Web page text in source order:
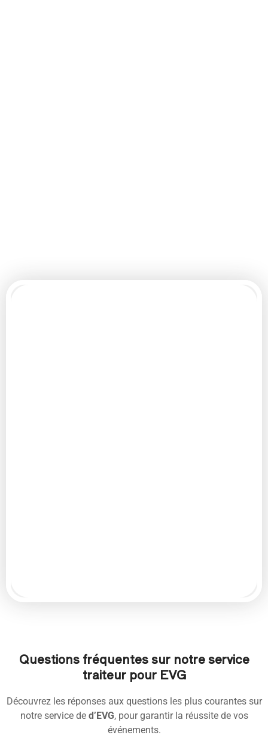
Questions fréquentes sur notre service
traiteur pour EVG
Découvrez les réponses aux questions les plus courantes sur
notre service de d’EVG, pour garantir la réussite de vos
événements.